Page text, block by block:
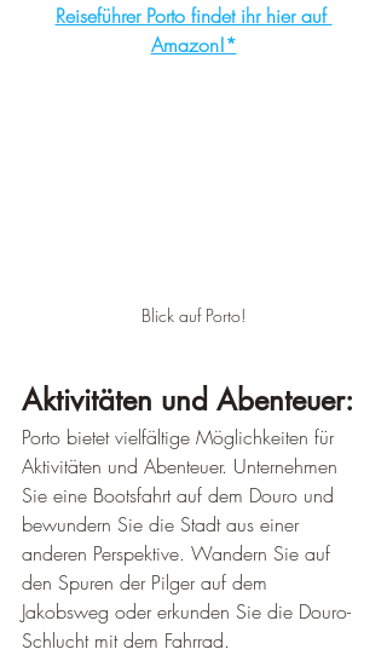
Reiseführer Porto findet ihr hier auf
Amazon!*
Blick auf Porto!
Aktivitäten und Abenteuer:
Porto bietet vielfältige Möglichkeiten für
Aktivitäten und Abenteuer. Unternehmen
Sie eine Bootsfahrt auf dem Douro und
bewundern Sie die Stadt aus einer
anderen Perspektive. Wandern Sie auf
den Spuren der Pilger auf dem
Jakobsweg oder erkunden Sie die Douro-
Schlucht mit dem Fahrrad.